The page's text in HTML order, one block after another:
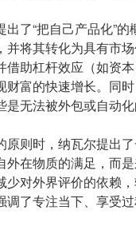
出了“把自己产品化”
并将其转化为具有市
借助杠杆效应（如资
财富的快速增长。同
无法被外包或自动化
原则时，纳瓦尔提出
外在物质的满足，而
少对外界评价的依赖
调了专注当下、享受